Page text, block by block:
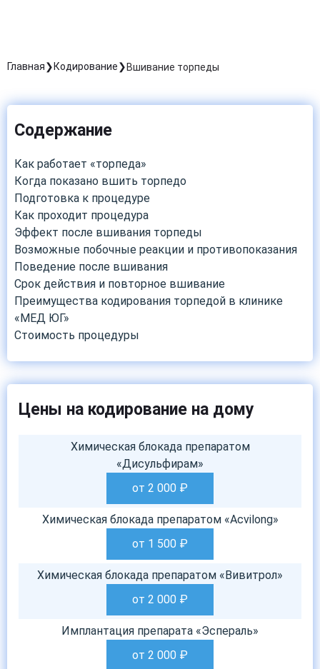
Главная Кодирование Вшивание торпеды
Содержание
Как работает «торпеда»
Когда показано вшить торпедо
Подготовка к процедуре
Как проходит процедура
Эффект после вшивания торпеды
Возможные побочные реакции и противопоказания
Поведение после вшивания
Срок действия и повторное вшивание
Преимущества кодирования торпедой в клинике
«МЕД ЮГ»
Стоимость процедуры
Цены на кодирование на дому
Химическая блокада препаратом
«Дисульфирам»
от 2 000 ₽
Химическая блокада препаратом «Acvilong»
от 1 500 ₽
Химическая блокада препаратом «Вивитрол»
от 2 000 ₽
Имплантация препарата «Эспераль»
от 2 000 ₽